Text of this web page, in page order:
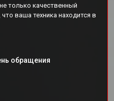
только качественный
ваша техника находится в
обращения